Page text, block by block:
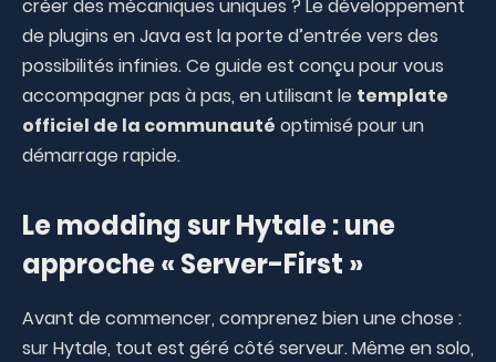
créer des mécaniques uniques ? Le développement
de plugins en Java est la porte d’entrée vers des
possibilités infinies. Ce guide est conçu pour vous
accompagner pas à pas, en utilisant le template
officiel de la communauté optimisé pour un
démarrage rapide.
Le modding sur Hytale : une
approche « Server-First »
Avant de commencer, comprenez bien une chose :
sur Hytale, tout est géré côté serveur. Même en solo,